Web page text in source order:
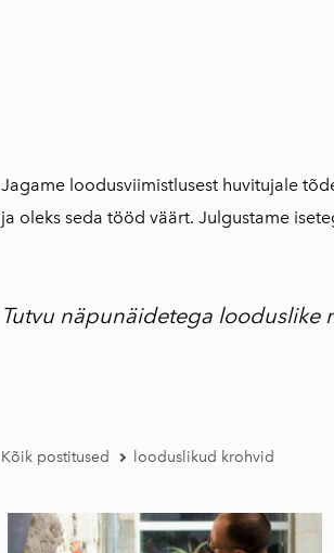
Jagame loodusviimistlusest huvitujale
ja oleks seda tööd väärt. Julgustame
Tutvu näpunäidetega looduslike
Kõik postitused looduslikud krohvid